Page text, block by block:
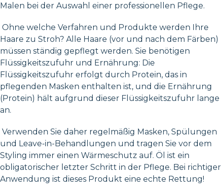
Malen bei der Auswahl einer professionellen Pflege.
Ohne welche Verfahren und Produkte werden Ihre
Haare zu Stroh? Alle Haare (vor und nach dem Färben)
müssen ständig gepflegt werden. Sie benötigen
Flüssigkeitszufuhr und Ernährung: Die
Flüssigkeitszufuhr erfolgt durch Protein, das in
pflegenden Masken enthalten ist, und die Ernährung
(Protein) hält aufgrund dieser Flüssigkeitszufuhr lange
an.
Verwenden Sie daher regelmäßig Masken, Spülungen
und Leave-in-Behandlungen und tragen Sie vor dem
Styling immer einen Wärmeschutz auf. Öl ist ein
obligatorischer letzter Schritt in der Pflege. Bei richtiger
Anwendung ist dieses Produkt eine echte Rettung!